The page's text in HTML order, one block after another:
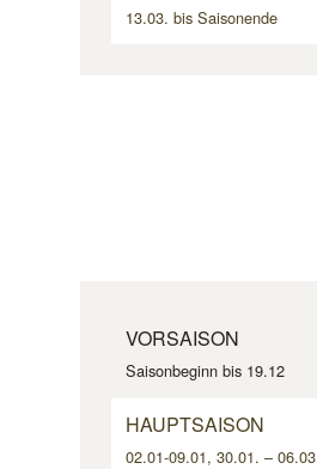
13.03. bis Saisonende
VORSAISON
Saisonbeginn bis 19.12
HAUPTSAISON
02.01-09.01, 30.01. – 06.03